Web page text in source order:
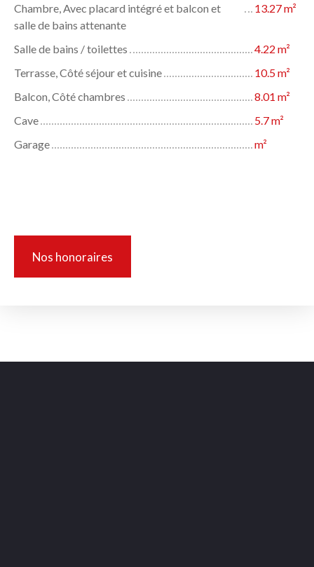
Chambre, Avec placard intégré et balcon et
salle de bains attenante
13.27 m²
Salle de bains / toilettes
4.22 m²
Terrasse, Côté séjour et cuisine
10.5 m²
Balcon, Côté chambres
8.01 m²
Cave
5.7 m²
Garage
m²
Nos honoraires